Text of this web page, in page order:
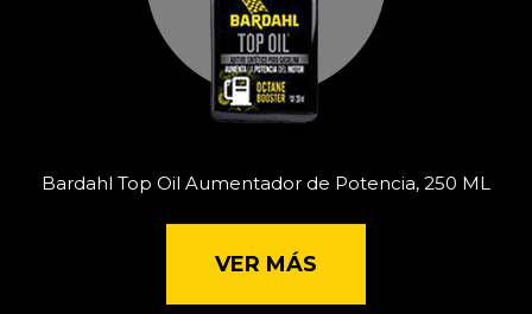
Bardahl Top Oil Aumentador de Potencia, 250 ML
VER MÁS